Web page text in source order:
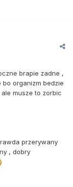
brapie zadne ,
organizm bedzie
musze to zorbic
przerywany
, dobry